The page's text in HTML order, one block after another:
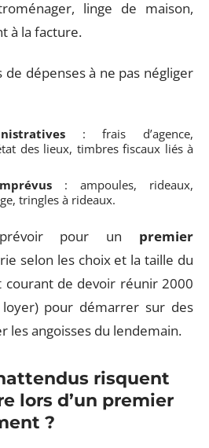
linge de maison,
à la facture.
de dépenses à ne pas négliger
: frais d’agence,
des lieux, timbres fiscaux liés à
: ampoules, rideaux,
tringles à rideaux.
pour un premier
selon les choix et la taille du
courant de devoir réunir 2000
pour démarrer sur des
les angoisses du lendemain.
risquent
lors d’un premier
?